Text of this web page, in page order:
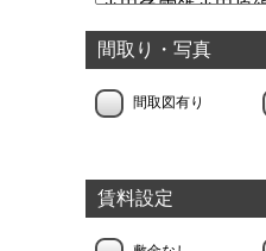
間取り・写真
間取図有り
賃料設定